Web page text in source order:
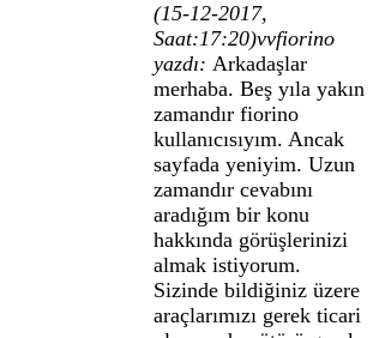
(15-12-2017,
Saat:17:20)vvfiorino
yazdı: Arkadaşlar
merhaba. Beş yıla yakın
zamandır fiorino
kullanıcısıyım. Ancak
sayfada yeniyim. Uzun
zamandır cevabını
aradığım bir konu
hakkında görüşlerinizi
almak istiyorum.
Sizinde bildiğiniz üzere
araçlarımızı gerek ticari